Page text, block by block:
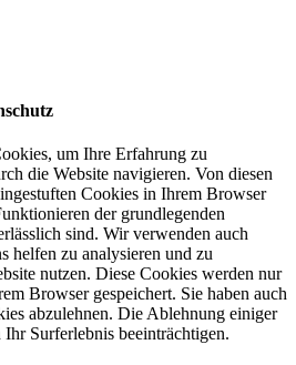
um Ihre Erfahrung zu
die Website navigieren. Von diesen
Cookies in Ihrem Browser
der grundlegenden
sind. Wir verwenden auch
helfen zu analysieren und zu
nutzen. Diese Cookies werden nur
Browser gespeichert. Sie haben auch
abzulehnen. Die Ablehnung einiger
Surferlebnis beeinträchtigen.